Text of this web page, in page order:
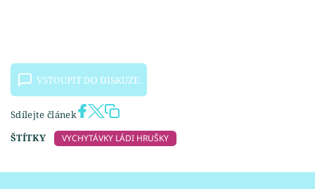
VSTOUPIT DO DISKUZE
Sdílejte článek
ŠTÍTKY
VYCHYTÁVKY LÁDI HRUŠKY